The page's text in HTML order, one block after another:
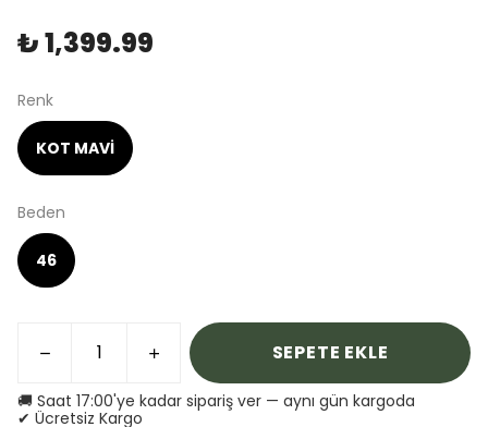
₺ 1,399.99
Renk
KOT MAVİ
Beden
46
SEPETE EKLE
🚚 Saat 17:00'ye kadar sipariş ver — aynı gün kargoda
✔ Ücretsiz Kargo